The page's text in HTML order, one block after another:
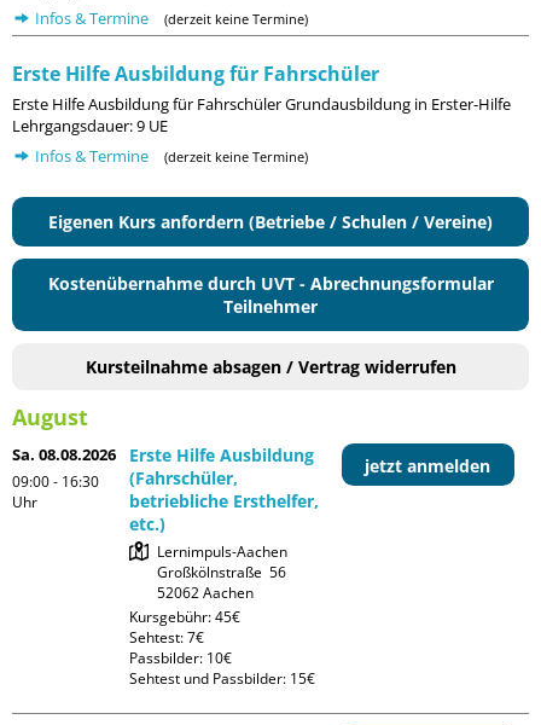
Infos & Termine
(derzeit keine Termine)
Erste Hilfe Ausbildung für Fahrschüler
Erste Hilfe Ausbildung für Fahrschüler Grundausbildung in Erster-Hilfe
Lehrgangsdauer: 9 UE
Infos & Termine
(derzeit keine Termine)
Eigenen Kurs anfordern (Betriebe / Schulen / Vereine)
Kostenübernahme durch UVT - Abrechnungsformular
Teilnehmer
Kursteilnahme absagen / Vertrag widerrufen
August
Sa. 08.08.2026
09:00 - 16:30
Uhr
Erste Hilfe Ausbildung
(Fahrschüler,
betriebliche Ersthelfer,
etc.)
Lernimpuls-Aachen
Großkölnstraße  56
Kursgebühr: 45€
Sehtest: 7€
Passbilder: 10€
Sehtest und Passbilder: 15€
jetzt anmelden